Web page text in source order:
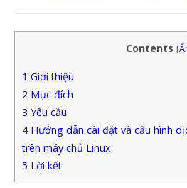
Contents [
1 Giới thiệu
2 Mục đích
3 Yêu cầu
4Hướng dẫn cài đặt và cấu hình
trên máy chủ Linux
5 Lời kết